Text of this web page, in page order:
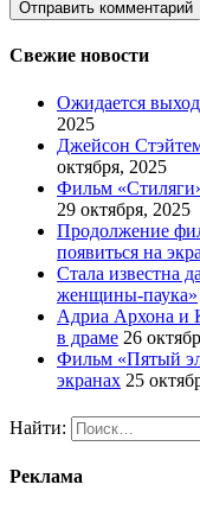
Свежие новости
Ожидается
2025
Джейсон
октября, 2025
Фильм
29 октября, 2025
Продолжение
появиться на
Стала известна
женщины-паука»
Адриа Архона и
в драме 26
Фильм «Пятый
экранах 25
Найти:
Реклама